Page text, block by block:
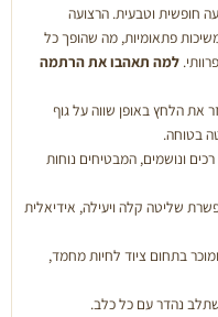
חופשית וטבעית. הרצועה
פתאומיות, מה שהופך כל
למה תאהבו את הרתמה
את הלחץ באופן שווה על גוף
בטוחה.
ונושמים, המבטיחים נוחות
שליטה קלה ויעילה, אידיאלית
בתחום ציוד לחיות מחמד,
נהדר עם כל כלב.